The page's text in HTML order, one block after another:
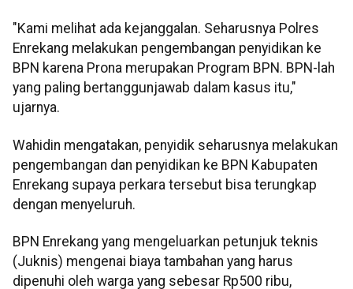
"Kami melihat ada kejanggalan. Seharusnya Polres
Enrekang melakukan pengembangan penyidikan ke
BPN karena Prona merupakan Program BPN. BPN-lah
yang paling bertanggunjawab dalam kasus itu,"
ujarnya.
Wahidin mengatakan, penyidik seharusnya melakukan
pengembangan dan penyidikan ke BPN Kabupaten
Enrekang supaya perkara tersebut bisa terungkap
dengan menyeluruh.
BPN Enrekang yang mengeluarkan petunjuk teknis
(Juknis) mengenai biaya tambahan yang harus
dipenuhi oleh warga yang sebesar Rp500 ribu,